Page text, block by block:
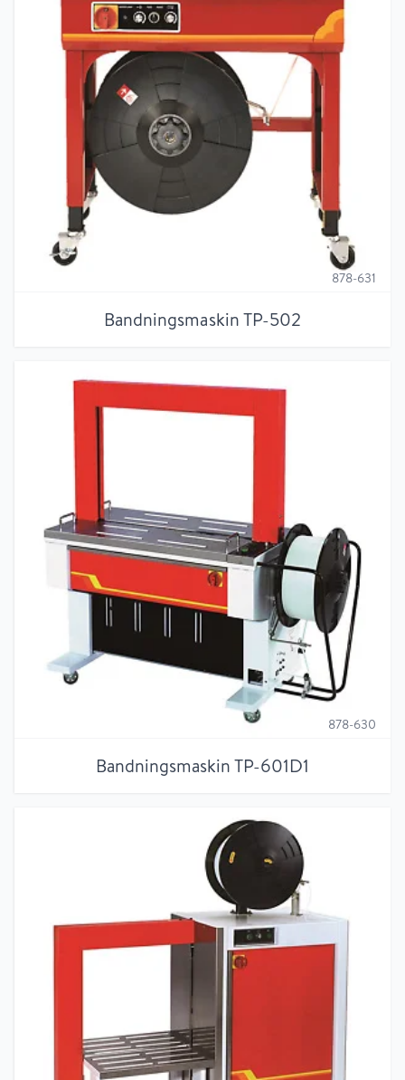
878-631
Bandningsmaskin TP-502
878-630
Bandningsmaskin TP-601D1